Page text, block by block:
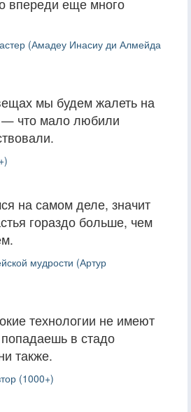
впереди еще много
(Амадеу Инасиу ди Алмейда
мы будем жалеть на
что мало любили
на самом деле, значит
гораздо больше, чем
мудрости (Артур
технологии не имеют
в стадо
также.
(1000+)